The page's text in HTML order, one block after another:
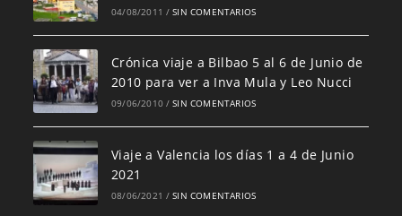
04/08/2011 / SIN COMENTARIOS
Crónica viaje a Bilbao 5 al 6 de Junio de
2010 para ver a Inva Mula y Leo Nucci
09/06/2010 / SIN COMENTARIOS
Viaje a Valencia los días 1 a 4 de Junio
2021
08/06/2021 / SIN COMENTARIOS